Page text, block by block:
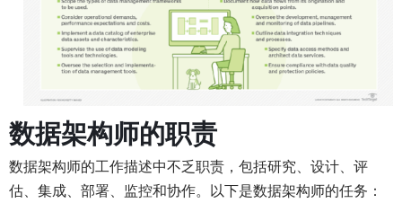
数据架构师的职责
数据架构师的工作描述中不乏职责，包括研究、设计、评
估、集成、部署、监控和协作。以下是数据架构师的任务：